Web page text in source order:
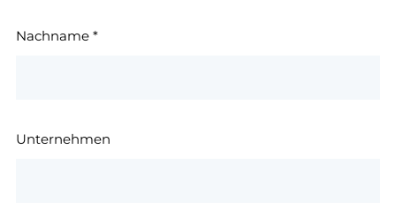
Nachname *
Unternehmen